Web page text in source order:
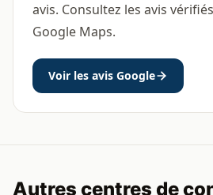
avis. Consultez les avis
Google Maps.
Voir les avis Google
Autres centres de